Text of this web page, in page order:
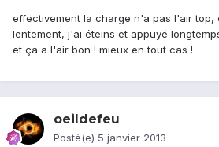
effectivement la charge n'a pas l'air top,
lentement, j'ai éteins et appuyé
et ça a l'air bon ! mieux en tout cas !
oeildefeu
Posté(e) 5 janvier 2013